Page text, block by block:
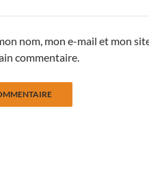
nom, mon e-mail et mon
commentaire.